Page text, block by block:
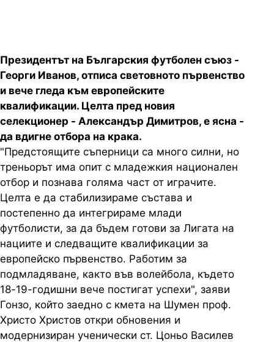
Президентът на Българския футболен съюз -
Георги Иванов, отписа световното първенство
и вече гледа към европейските
квалификации. Целта пред новия
селекционер - Александър Димитров, е ясна -
да вдигне отбора на крака.
"Предстоящите съперници са много силни, но
треньорът има опит с младежкия национален
отбор и познава голяма част от играчите.
Целта е да стабилизираме състава и
постепенно да интегрираме млади
футболисти, за да бъдем готови за Лигата на
нациите и следващите квалификации за
европейско първенство. Работим за
подмладяване, както във волейбола, където
18-19-годишни вече постигат успехи", заяви
Гонзо, който заедно с кмета на Шумен проф.
Христо Христов откри обновения и
модернизиран ученически ст. Цоньо Василев